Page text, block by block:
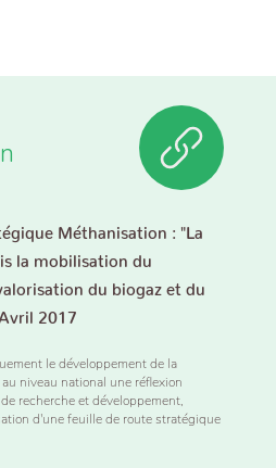
Méthanisation : "La
la mobilisation du
du biogaz et du
2017
le développement de la
niveau national une réflexion
recherche et développement,
d'une feuille de route stratégique